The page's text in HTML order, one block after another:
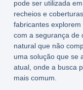
pode ser utilizada
recheios e
fabricantes
com a segurança de
naturalque não
uma solução que se
atual, onde a busca
mais comum.